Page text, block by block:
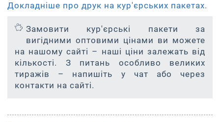
Докладніше про друк на кур'єрських пакетах.
Замовити кур'єрські пакети за
вигідними оптовими цінами ви можете
на нашому сайті – наші ціни залежать від
кількості. З питань особливо великих
тиражів – напишіть у чат або через
контакти на сайті.